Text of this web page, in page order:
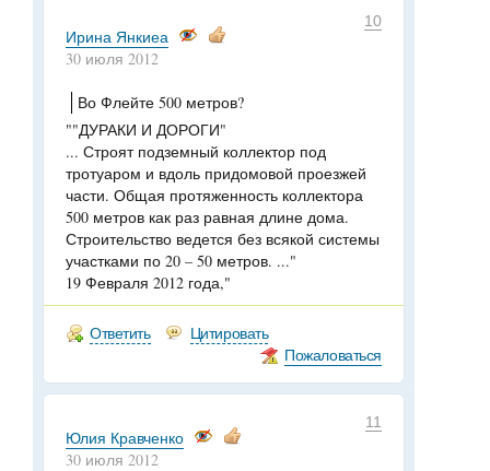
10
Ирина Янкиеа
30 июля 2012
Во Флейте 500 метров?
""ДУРАКИ И ДОРОГИ"
... Строят подземный коллектор под
тротуаром и вдоль придомовой проезжей
части. Общая протяженность коллектора
500 метров как раз равная длине дома.
Строительство ведется без всякой системы
участками по 20 – 50 метров. ..."
19 Февраля 2012 года,"
Ответить
Цитировать
Пожаловаться
11
Юлия Кравченко
30 июля 2012